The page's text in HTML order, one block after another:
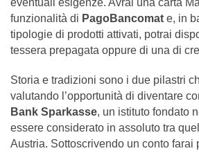
eventuali esigenze. Avrai una carta
funzionalità di PagoBancomat e, in
tipologie di prodotti attivati, potrai
tessera prepagata oppure di una di
Storia e tradizioni sono i due pilastri
valutando l’opportunità di diventare
Bank Sparkasse, un istituto fondato
essere considerato in assoluto tra
Austria. Sottoscrivendo un conto farai